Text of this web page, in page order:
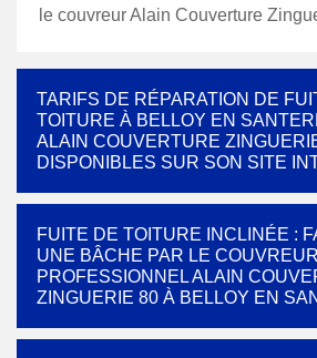
le couvreur Alain Couverture
TARIFS DE RÉPARATION DE
TOITURE À BELLOY EN
ALAIN COUVERTURE
DISPONIBLES SUR SON SITE
FUITE DE TOITURE INCLINÉE :
UNE BÂCHE PAR LE COUVREUR
PROFESSIONNEL ALAIN
ZINGUERIE 80 À BELLOY EN